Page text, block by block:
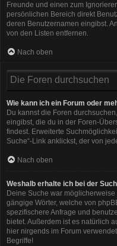
Freunde und einen zum
persönlichen Bereich direkt
deren Benutzernamen eingibst.
von den Listen entfernen.
Nach oben
Die Foren durchsuchen
Wie kann ich ein Forum oder
Du kannst die Foren
eingibst, die du in der Foren-
findest. Erweiterte
Suche“-Link anklickst, der von
Nach oben
Weshalb erhalte ich bei der
Deine Suche war
gängige Wörter, welche von
spezifischere Anfrage und
bietet. Außerdem ist es natürlich
hier nirgends im Forum
Begriffe!